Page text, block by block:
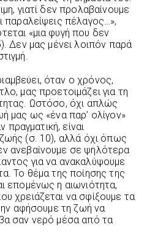
γιατί δεν προλαβαίνουμε
παραλείψεις πέλαγος…»,
«μια φυγή που δεν
Δεν μας μένει λοιπόν παρά
όταν ο χρόνος,
μας προετοιμάζει για τη
Ωστόσο, όχι απλώς
μας ως «ένα παρ’ ολίγον»
πραγματική, είναι
(σ. 10), αλλά όχι όπως
ανεβαίνουμε σε ψηλότερα
για να ανακαλύψουμε
Το θέμα της ποίησης της
επομένως η αιωνιότητα,
χρειάζεται να σφίξουμε τα
αφήσουμε τη ζωή να
σαν νερό μέσα από τα